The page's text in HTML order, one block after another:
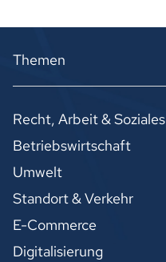
Themen
Recht, Arbeit & Soziales
Betriebswirtschaft
Umwelt
Standort & Verkehr
E-Commerce
Digitalisierung